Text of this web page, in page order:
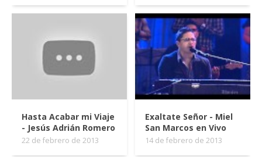
Hasta Acabar mi Viaje
- Jesús Adrián Romero
22 de febrero de 2013
Exaltate Señor - Miel
San Marcos en Vivo
14 de febrero de 2013